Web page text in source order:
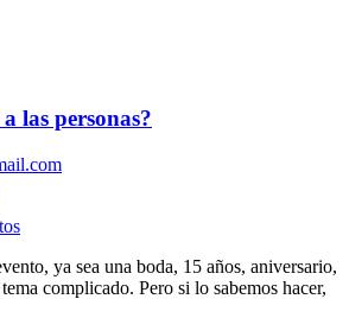
las personas?
ya sea una boda, 15 años, aniversario,
complicado. Pero si lo sabemos hacer,